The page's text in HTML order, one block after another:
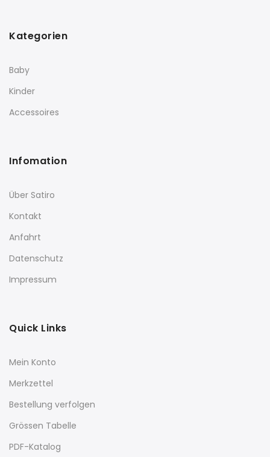
Kategorien
Baby
Kinder
Accessoires
Infomation
Über Satiro
Kontakt
Anfahrt
Datenschutz
Impressum
Quick Links
Mein Konto
Merkzettel
Bestellung verfolgen
Grössen Tabelle
PDF-Katalog